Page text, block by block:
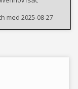
med 2025-08-27